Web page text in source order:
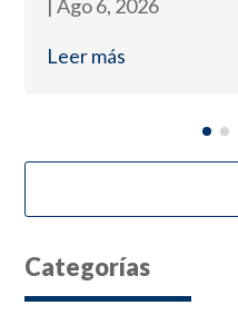
Ago 6, 2026
Leer más
Categorías